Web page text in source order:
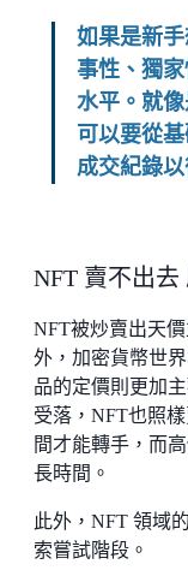
如果是新
事性、獨
水平。就
可以要從
成交紀錄
NFT 賣不出
NFT被炒賣出天
外，加密貨幣世
品的定價則更加
受落，NFT也照
間才能轉手，而
長時間。
此外，NFT 領域
索嘗試階段。